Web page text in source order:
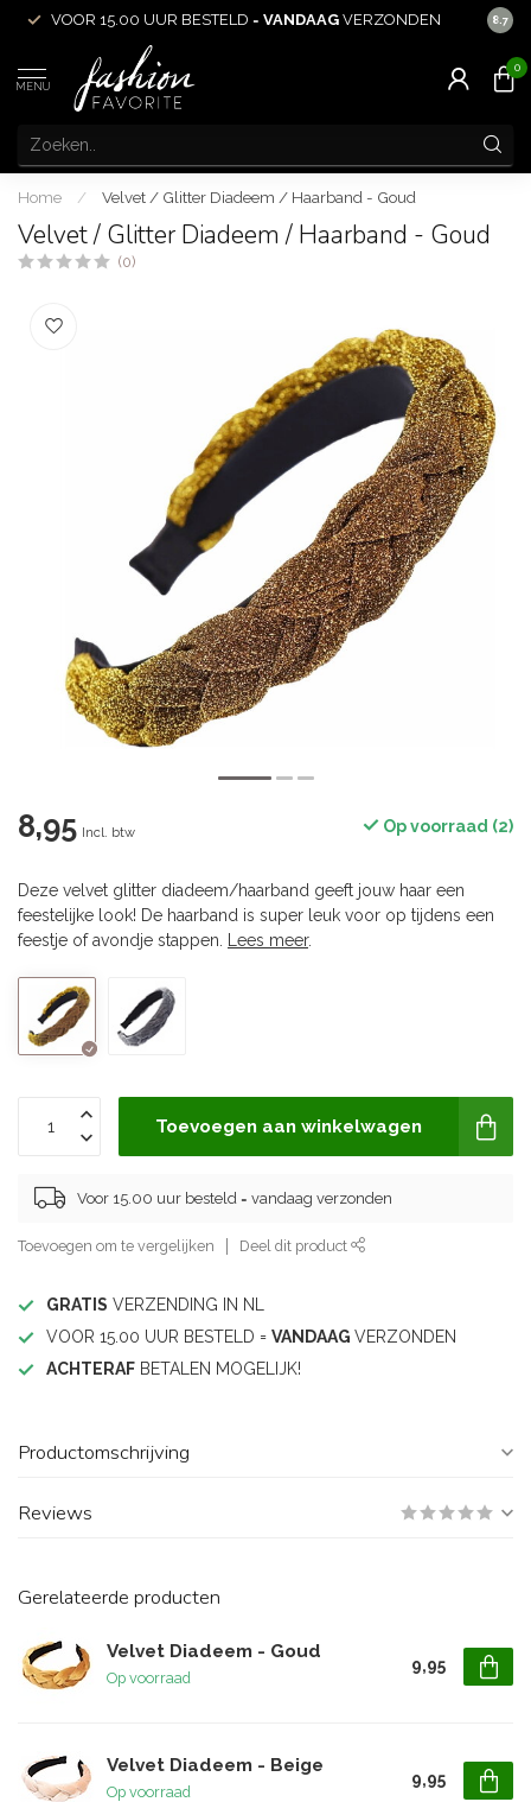
VOOR 15.00 UUR BESTELD = VANDAAG VERZONDEN 8.7
MENU
0
Home / Velvet / Glitter Diadeem / Haarband - Goud
Velvet / Glitter Diadeem / Haarband - Goud
(0)
8,95 Incl. btw Op voorraad (2)
Deze velvet glitter diadeem/haarband geeft jouw haar een
feestelijke look! De haarband is super leuk voor op tijdens een
feestje of avondje stappen.
Lees meer.
Toevoegen aan winkelwagen
Voor 15.00 uur besteld = vandaag verzonden
Toevoegen om te vergelijken Deel dit product
GRATIS VERZENDING IN NL
VOOR 15.00 UUR BESTELD = VANDAAG VERZONDEN
ACHTERAF BETALEN MOGELIJK!
Productomschrijving
Reviews
Gerelateerde producten
Velvet Diadeem - Goud
Op voorraad
9,95
Velvet Diadeem - Beige
Op voorraad
9,95